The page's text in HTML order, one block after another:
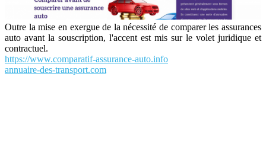
Outre la mise en exergue de la nécessité de comparer les assurances
auto avant la souscription, l'accent est mis sur le volet juridique et
contractuel.
https://www.comparatif-assurance-auto.info
annuaire-des-transport.com